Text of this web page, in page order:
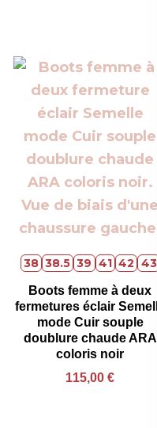
38 38.5 39 41 42 43
Boots femme à deux
fermetures éclair
mode Cuir souple
doublure chaude ARA
coloris noir
115,00€